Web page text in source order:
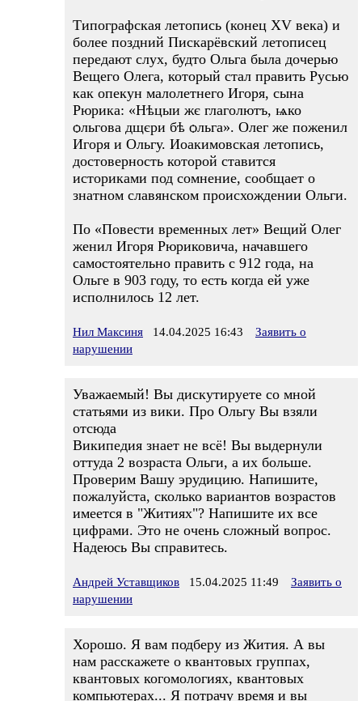
Типографская летопись (конец XV века) и
более поздний Пискарёвский летописец
передают слух, будто Ольга была дочерью
Вещего Олега, который стал править Русью
как опекун малолетнего Игоря, сына
Рюрика: «Нѣцыи жє глаголютъ, ѩко
ѻльгова дщєри бѣ ѻльга». Олег же поженил
Игоря и Ольгу. Иоакимовская летопись,
достоверность которой ставится
историками под сомнение, сообщает о
знатном славянском происхождении Ольги.
По «Повести временных лет» Вещий Олег
женил Игоря Рюриковича, начавшего
самостоятельно править с 912 года, на
Ольге в 903 году, то есть когда ей уже
исполнилось 12 лет.
Нил Максиня 14.04.2025 16:43
Заявить о
нарушении
Уважаемый! Вы дискутируете со мной
статьями из вики. Про Ольгу Вы взяли
отсюда
Википедия знает не всё! Вы выдернули
оттуда 2 возраста Ольги, а их больше.
Проверим Вашу эрудицию. Напишите,
пожалуйста, сколько вариантов возрастов
имеется в "Житиях"? Напишите их все
цифрами. Это не очень сложный вопрос.
Надеюсь Вы справитесь.
Андрей Уставщиков 15.04.2025 11:49
Заявить о
нарушении
Хорошо. Я вам подберу из Жития. А вы
нам расскажете о квантовых группах,
квантовых когомологиях, квантовых
компьютерах... Я потрачу время и вы